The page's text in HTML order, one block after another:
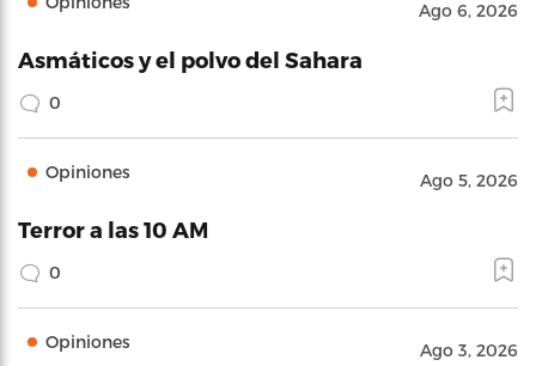
Ago 6, 2026
Asmáticos y el polvo del Sahara
0
Opiniones Ago 5, 2026
Terror a las 10 AM
0
Opiniones Ago 3, 2026